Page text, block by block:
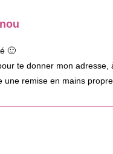
🙂
te donner mon
une remise en mains